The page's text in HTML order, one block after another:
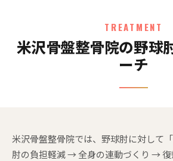
TREATMENT
米沢骨盤整骨院の野球
ーチ
米沢骨盤整骨院では、野球肘に対して
肘の負担軽減 → 全身の連動づくり →